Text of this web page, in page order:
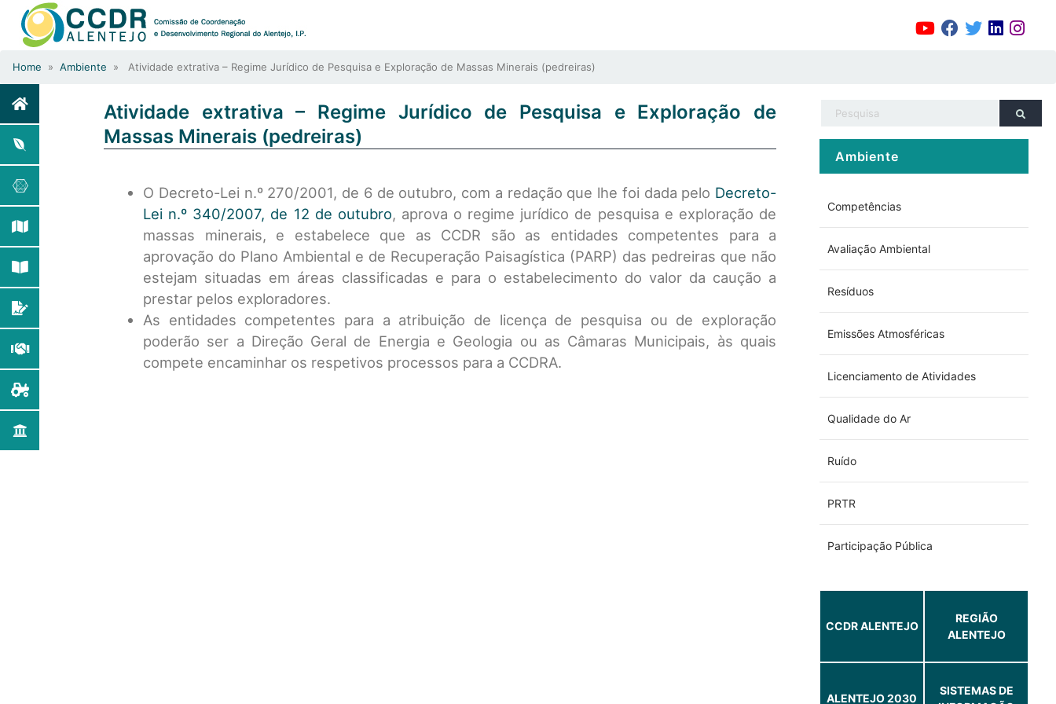
Home » Ambiente » Atividade extrativa – Regime Jurídico de Pesquisa e Exploração de Massas Minerais (pedreiras)
Atividade extrativa – Regime Jurídico de Pesquisa e Exploração de
Massas Minerais (pedreiras)
O Decreto-Lei n.º 270/2001, de 6 de outubro, com a redação que lhe foi dada pelo Decreto-
Lei n.º 340/2007, de 12 de outubro, aprova o regime jurídico de pesquisa e exploração de
massas minerais, e estabelece que as CCDR são as entidades competentes para a
aprovação do Plano Ambiental e de Recuperação Paisagística (PARP) das pedreiras que não
estejam situadas em áreas classificadas e para o estabelecimento do valor da caução a
prestar pelos exploradores.
As entidades competentes para a atribuição de licença de pesquisa ou de exploração
poderão ser a Direção Geral de Energia e Geologia ou as Câmaras Municipais, às quais
compete encaminhar os respetivos processos para a CCDRA.
Ambiente
Competências
Avaliação Ambiental
Resíduos
Emissões Atmosféricas
Licenciamento de Atividades
Qualidade do Ar
Ruído
PRTR
Participação Pública
CCDR ALENTEJO
REGIÃO
ALENTEJO
ALENTEJO 2030
SISTEMAS DE